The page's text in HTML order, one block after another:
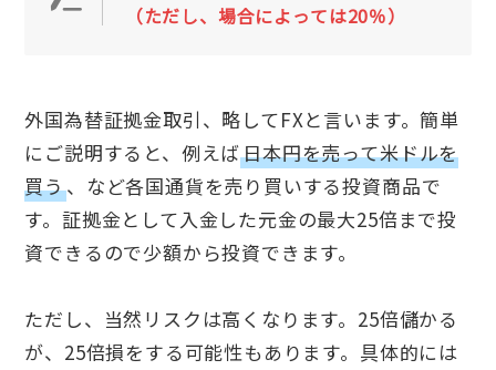
（ただし、場合によっては20％）
外国為替証拠金取引、略してFXと言います。簡単
にご説明すると、例えば日本円を売って米ドルを
買う、など各国通貨を売り買いする投資商品で
す。証拠金として入金した元金の最大25倍まで投
資できるので少額から投資できます。
ただし、当然リスクは高くなります。25倍儲かる
が、25倍損をする可能性もあります。具体的には